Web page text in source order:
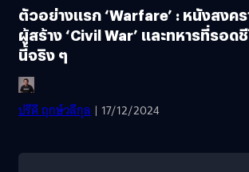
ตัวอย่างแรก ‘Warfare’ : หนังสงค
ผู้สร้าง ‘Civil War’ และทหารที่รอ
นี้จริง ๆ
ปรีดี ฤกษ์วลีกุล | 17/12/2024